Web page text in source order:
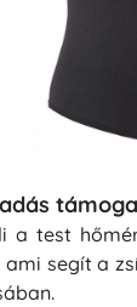
a test
segít a